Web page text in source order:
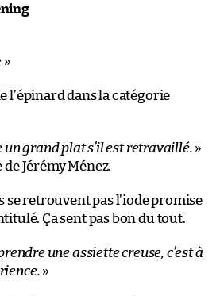
»
l’épinard dans la catégorie
un grand plat s’il est retravaillé. »
Jérémy Ménez.
se retrouvent pas l’iode promise
Ça sent pas bon du tout.
une assiette creuse, c’est à
»